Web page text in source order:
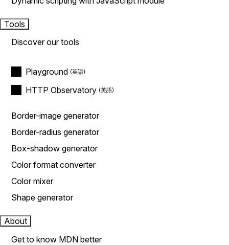
Tools
Discover our tools
Playground
HTTP Observatory
Border-image generator
Border-radius generator
Box-shadow generator
Color format converter
Color mixer
Shape generator
About
Get to know MDN better